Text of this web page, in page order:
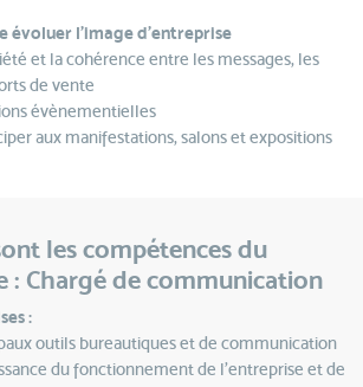
l’image d’entreprise
et la cohérence entre les messages, les
de vente
évènementielles
aux manifestations, salons et expositions
les compétences du
: Chargé de communication
:
outils bureautiques et de communication
du fonctionnement de l’entreprise et de